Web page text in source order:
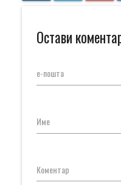
Остави
е-пошта
Име
Коментар